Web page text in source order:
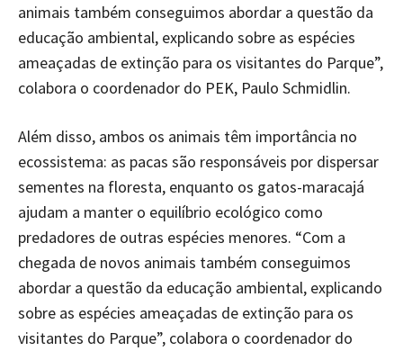
animais também conseguimos abordar a questão da
educação ambiental, explicando sobre as espécies
ameaçadas de extinção para os visitantes do Parque”,
colabora o coordenador do PEK, Paulo Schmidlin.
Além disso, ambos os animais têm importância no
ecossistema: as pacas são responsáveis por dispersar
sementes na floresta, enquanto os gatos-maracajá
ajudam a manter o equilíbrio ecológico como
predadores de outras espécies menores. “Com a
chegada de novos animais também conseguimos
abordar a questão da educação ambiental, explicando
sobre as espécies ameaçadas de extinção para os
visitantes do Parque”, colabora o coordenador do